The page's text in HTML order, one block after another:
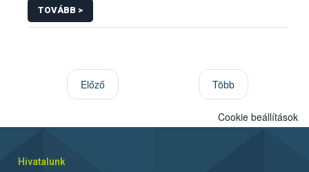
TOVÁBB >
Előző Több
Cookie beállítások
Hivatalunk